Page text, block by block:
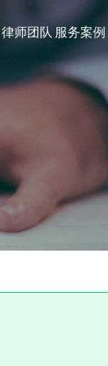
律师团队 服务案例